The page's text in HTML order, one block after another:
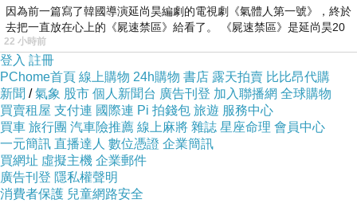
(悄悄話)
2021-09-16 15:36:51
(悄悄話)
2020-04-16 12:53:20
(悄悄話)
2020-04-16 06:15:12
因為前一篇寫了韓國導演延尚昊編劇的電視劇《氣體人第一號》，終於
去把一直放在心上的《屍速禁區》給看了。 《屍速禁區》是延尚昊20
22 小時前
登入 註冊
PChome首頁 線上購物 24h購物 書店 露天拍賣 比比昂代購
新聞 /氣象 股市 個人新聞台 廣告刊登 加入聯播網 全球購物
買賣租屋 支付連 國際連 Pi 拍錢包 旅遊 服務中心
買車 旅行團 汽車險推薦 線上麻將 雜誌 星座命理 會員中心
一元簡訊 直播達人 數位憑證 企業簡訊
買網址 虛擬主機 企業郵件
廣告刊登 隱私權聲明
消費者保護 兒童網路安全